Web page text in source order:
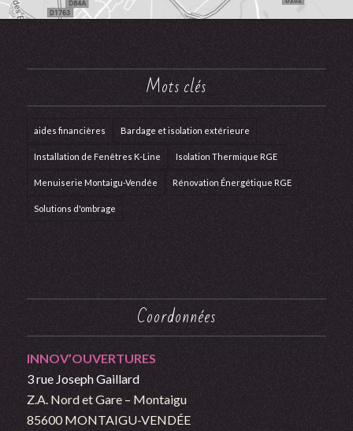
Mots clés
aides financières Bardage et isolation extérieure
Installation de Fenêtres K-Line Isolation Thermique RGE
Menuiserie Montaigu-Vendée Rénovation Énergétique RGE
Solutions d'ombrage
Coordonnées
INNOV’OUVERTURES
3 rue Joseph Gaillard
Z.A. Nord et Gare – Montaigu
85600 MONTAIGU-VENDÉE